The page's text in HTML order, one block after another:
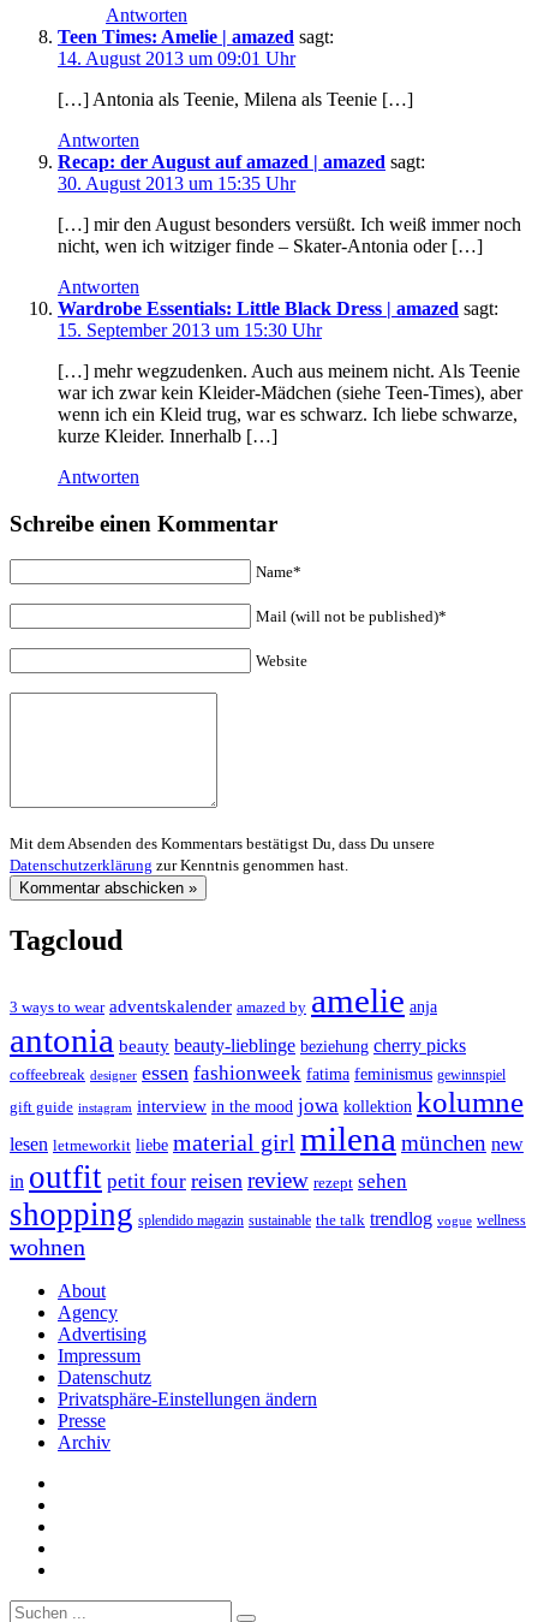
Antworten
Teen Times: Amelie | amazed sagt:
14. August 2013 um 09:01 Uhr
[…] Antonia als Teenie, Milena als Teenie […]
Antworten
Recap: der August auf amazed | amazed sagt:
30. August 2013 um 15:35 Uhr
[…] mir den August besonders versüßt. Ich weiß immer noch
nicht, wen ich witziger finde – Skater-Antonia oder […]
Antworten
Wardrobe Essentials: Little Black Dress | amazed sagt:
15. September 2013 um 15:30 Uhr
[…] mehr wegzudenken. Auch aus meinem nicht. Als Teenie
war ich zwar kein Kleider-Mädchen (siehe Teen-Times), aber
wenn ich ein Kleid trug, war es schwarz. Ich liebe schwarze,
kurze Kleider. Innerhalb […]
Antworten
Schreibe einen Kommentar
Name*
Mail (will not be published)*
Website
Mit dem Absenden des Kommentars bestätigst Du, dass Du unsere
Datenschutzerklärung zur Kenntnis genommen hast.
Tagcloud
3 ways to wear adventskalender amazed by amelie anja
antonia beauty beauty-lieblinge beziehung cherry picks
coffeebreak designer essen fashionweek fatima feminismus gewinnspiel
gift guide instagram interview in the mood jowa kollektion kolumne
lesen letmeworkit liebe material girl milena münchen new
in outfit petit four reisen review rezept sehen
shopping splendido magazin sustainable the talk trendlog vogue wellness
wohnen
About
Agency
Advertising
Impressum
Datenschutz
Privatsphäre-Einstellungen ändern
Presse
Archiv